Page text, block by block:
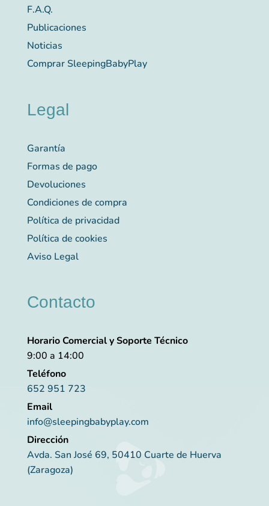
F.A.Q.
Publicaciones
Noticias
Comprar SleepingBabyPlay
Legal
Garantía
Formas de pago
Devoluciones
Condiciones de compra
Política de privacidad
Política de cookies
Aviso Legal
Contacto
Horario Comercial y Soporte Técnico
9:00 a 14:00
Teléfono
652 951 723
Email
info@sleepingbabyplay.com
Dirección
Avda. San José 69, 50410 Cuarte de Huerva
(Zaragoza)